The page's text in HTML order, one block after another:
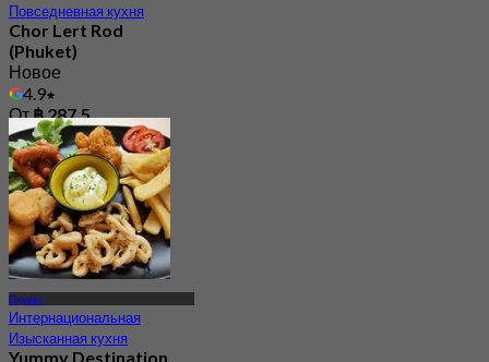
Повседневная кухня
Chor Lert Rod
(Phuket)
Новое
4.9
От฿ 287.5
Пхукет
Интернациональная
Изысканная кухня
Yummy Destination